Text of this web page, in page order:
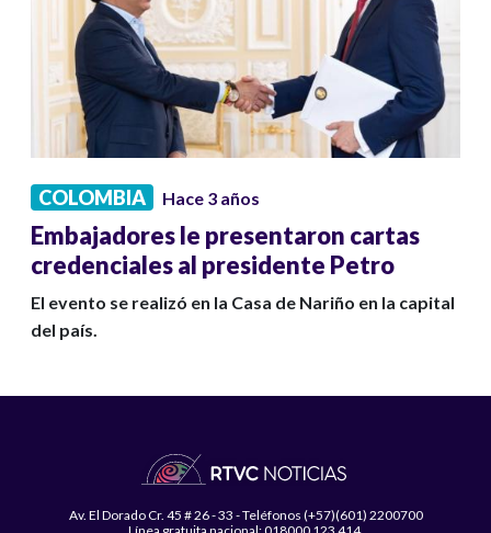
COLOMBIA Hace 3 años
Embajadores le presentaron cartas
credenciales al presidente Petro
El evento se realizó en la Casa de Nariño en la capital
del país.
Av. El Dorado Cr. 45 # 26 - 33 - Teléfonos (+57)(601) 2200700